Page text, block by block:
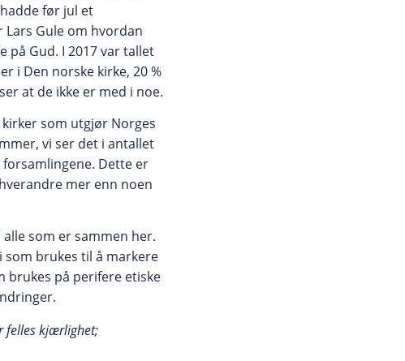
før jul et
Gule om hvordan
på Gud. I 2017 var tallet
i Den norske kirke, 20 %
at de ikke er med i noe.
som utgjør Norges
vi ser det i antallet
Dette er
mer enn noen
som er sammen her.
som brukes til å markere
brukes på perifere etiske
felles kjærlighet;